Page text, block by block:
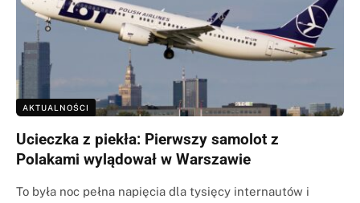
AKTUALNOŚCI
Ucieczka z piekła: Pierwszy samolot z
Polakami wylądował w Warszawie
To była noc pełna napięcia dla tysięcy internautów i